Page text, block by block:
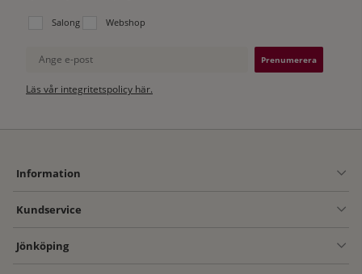
Välj vilken lista du vill prenumerera på:
Salong Webshop
Ange e-post
Läs vår integritetspolicy här.
Information
Kundservice
Jönköping